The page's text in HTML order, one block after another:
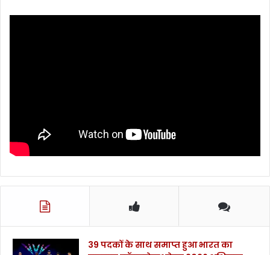
39 पदकों के साथ समाप्त हुआ भारत का